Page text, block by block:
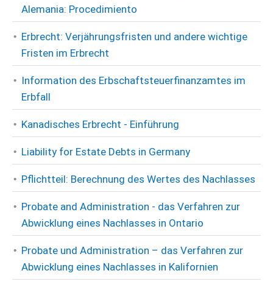
Alemania: Procedimiento
Erbrecht: Verjährungsfristen und andere wichtige
Fristen im Erbrecht
Information des Erbschaftsteuerfinanzamtes im
Erbfall
Kanadisches Erbrecht - Einführung
Liability for Estate Debts in Germany
Pflichtteil: Berechnung des Wertes des Nachlasses
Probate and Administration - das Verfahren zur
Abwicklung eines Nachlasses in Ontario
Probate und Administration – das Verfahren zur
Abwicklung eines Nachlasses in Kalifornien